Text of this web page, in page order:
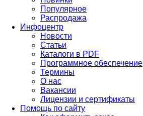
Популярное
Распродажа
Инфоцентр
Новости
Статьи
Каталоги в PDF
Программное обеспечение
Термины
О нас
Вакансии
Лицензии и сертификаты
Помощь по сайту